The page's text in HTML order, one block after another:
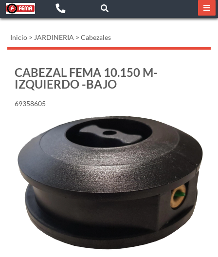
Inicio > JARDINERIA > Cabezales
CABEZAL FEMA 10.150 M-
IZQUIERDO -BAJO
69358605